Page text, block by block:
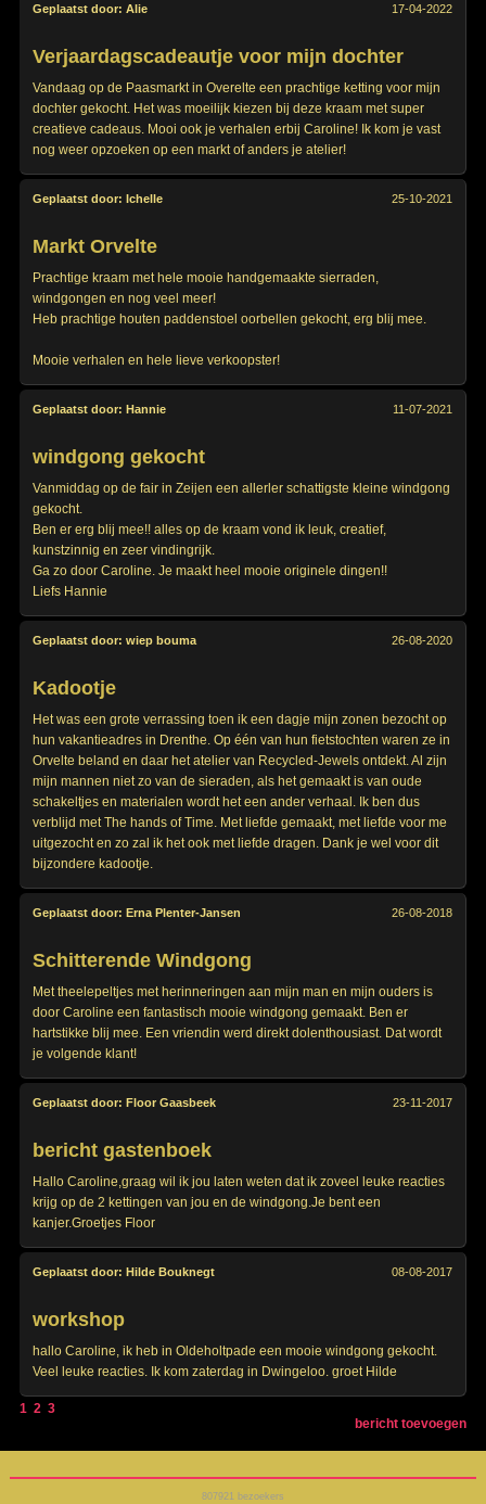
17-04-2022
Geplaatst door: Alie
Verjaardagscadeautje voor mijn dochter
Vandaag op de Paasmarkt in Overelte een prachtige ketting voor mijn
dochter gekocht. Het was moeilijk kiezen bij deze kraam met super
creatieve cadeaus. Mooi ook je verhalen erbij Caroline! Ik kom je vast
nog weer opzoeken op een markt of anders je atelier!
25-10-2021
Geplaatst door: Ichelle
Markt Orvelte
Prachtige kraam met hele mooie handgemaakte sierraden,
windgongen en nog veel meer!
Heb prachtige houten paddenstoel oorbellen gekocht, erg blij mee.
Mooie verhalen en hele lieve verkoopster!
11-07-2021
Geplaatst door: Hannie
windgong gekocht
Vanmiddag op de fair in Zeijen een allerler schattigste kleine windgong
gekocht.
Ben er erg blij mee!! alles op de kraam vond ik leuk, creatief,
kunstzinnig en zeer vindingrijk.
Ga zo door Caroline. Je maakt heel mooie originele dingen!!
Liefs Hannie
26-08-2020
Geplaatst door: wiep bouma
Kadootje
Het was een grote verrassing toen ik een dagje mijn zonen bezocht op
hun vakantieadres in Drenthe. Op één van hun fietstochten waren ze in
Orvelte beland en daar het atelier van Recycled-Jewels ontdekt. Al zijn
mijn mannen niet zo van de sieraden, als het gemaakt is van oude
schakeltjes en materialen wordt het een ander verhaal. Ik ben dus
verblijd met The hands of Time. Met liefde gemaakt, met liefde voor me
uitgezocht en zo zal ik het ook met liefde dragen. Dank je wel voor dit
bijzondere kadootje.
26-08-2018
Geplaatst door: Erna Plenter-Jansen
Schitterende Windgong
Met theelepeltjes met herinneringen aan mijn man en mijn ouders is
door Caroline een fantastisch mooie windgong gemaakt. Ben er
hartstikke blij mee. Een vriendin werd direkt dolenthousiast. Dat wordt
je volgende klant!
23-11-2017
Geplaatst door: Floor Gaasbeek
bericht gastenboek
Hallo Caroline,graag wil ik jou laten weten dat ik zoveel leuke reacties
krijg op de 2 kettingen van jou en de windgong.Je bent een
kanjer.Groetjes Floor
08-08-2017
Geplaatst door: Hilde Bouknegt
workshop
hallo Caroline, ik heb in Oldeholtpade een mooie windgong gekocht.
Veel leuke reacties. Ik kom zaterdag in Dwingeloo. groet Hilde
1 2 3
bericht toevoegen
807921bezoekers